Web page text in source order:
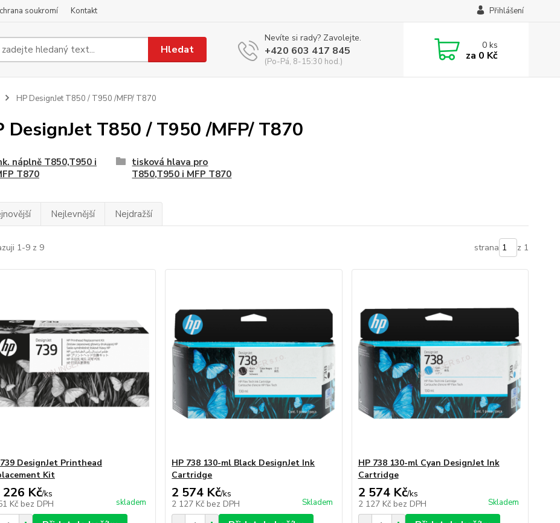
soukromí Kontakt Přihlášení
Hledat
Nevíte si rady? Zavolejte.
+420 603 417 845
(Po-Pá, 8-15:30 hod.)
0ks
za 0 Kč
HP DesignJet T850 / T950 /MFP/ T870
DesignJet T850 / T950 /MFP/ T870
náplně T850,T950 i
T870
tisková hlava pro
T850,T950 i MFP T870
Nejlevnější Nejdražší
1-9 z 9 strana z 1
DesignJet Printhead
Kit
226 Kč/ks
Kč bez DPH skladem
HP 738 130-ml Black DesignJet Ink
Cartridge
2 574 Kč/ks
2 127 Kč bez DPH Skladem
HP 738 130-ml Cyan DesignJet Ink
Cartridge
2 574 Kč/ks
2 127 Kč bez DPH Skladem